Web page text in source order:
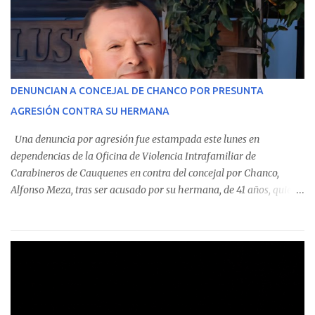
monto total de $116.075.918 entre enero de 2024 y junio de 2025.
En el detalle regional, se indica que en la comuna de Cauquenes se
identificó a cuatro funcionarios involucrados en este tipo de
operaciones. Asimismo, se precisa que uno de los casos
corresponde a un funcionario de la Municipalidad de Chanco,
detectaron incumplimientos a la normativa vigente. El informe
precisa que la mayor cantidad de dinero apostado se registró en
Talca, donde...
DENUNCIAN A CONCEJAL DE CHANCO POR PRESUNTA
AGRESIÓN CONTRA SU HERMANA
Una denuncia por agresión fue estampada este lunes en
dependencias de la Oficina de Violencia Intrafamiliar de
Carabineros de Cauquenes en contra del concejal por Chanco,
Alfonso Meza, tras ser acusado por su hermana, de 41 años, quien
relató que los hechos ocurrieron cerca de las 11:30 horas en el